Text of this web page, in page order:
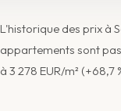
L'historique des prix à
appartements sont
à 3 278 EUR/m² (+68,7